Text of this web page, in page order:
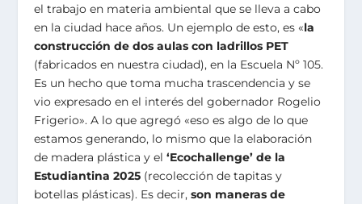
el trabajo en materia ambiental que se lleva a cabo
en la ciudad hace años. Un ejemplo de esto, es «la
construcción de dos aulas con ladrillos PET
(fabricados en nuestra ciudad), en la Escuela Nº 105.
Es un hecho que toma mucha trascendencia y se
vio expresado en el interés del gobernador Rogelio
Frigerio». A lo que agregó «eso es algo de lo que
estamos generando, lo mismo que la elaboración
de madera plástica y el ‘Ecochallenge’ de la
Estudiantina 2025 (recolección de tapitas y
botellas plásticas). Es decir,son maneras de